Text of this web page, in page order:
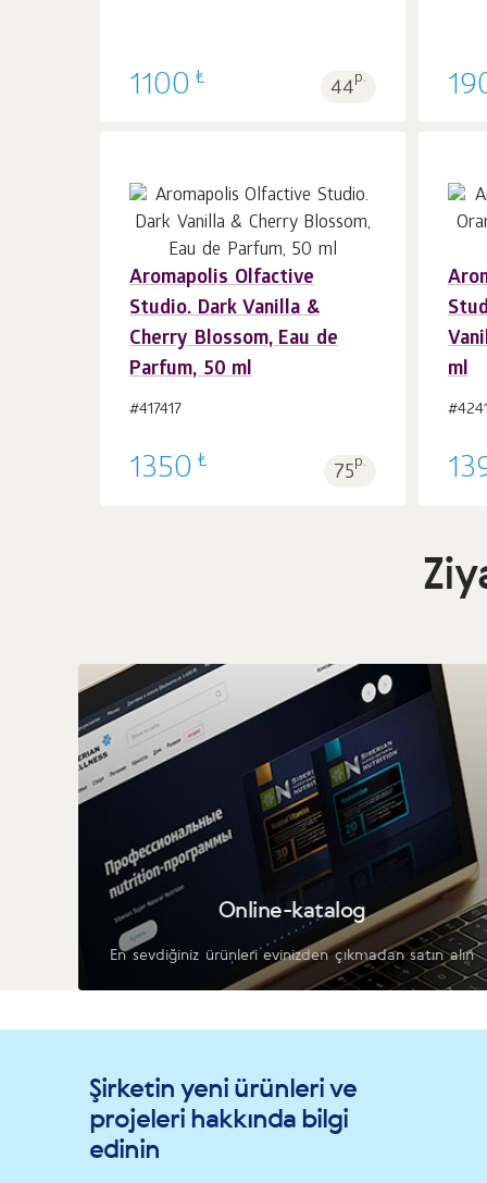
1100 ₺ 44p.
Aromapolis Olfactive
Studio. Dark Vanilla &
Cherry Blossom, Eau de
Parfum, 50 ml
#417417
1350 ₺ 75p.
Sepet'e 1adet
ml
Online-katalog
En sevdiğiniz ürünleri evinizden çıkmadan satın alın
Şirketin yeni ürünleri ve
projeleri hakkında bilgi
edinin